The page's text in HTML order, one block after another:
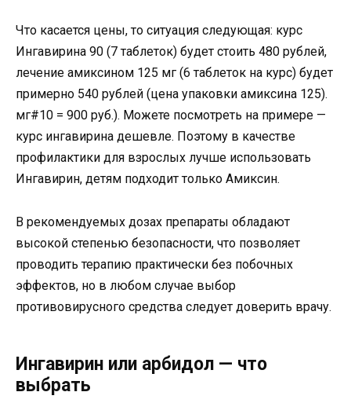
Что касается цены, то ситуация следующая: курс
Ингавирина 90 (7 таблеток) будет стоить 480 рублей,
лечение амиксином 125 мг (6 таблеток на курс) будет
примерно 540 рублей (цена упаковки амиксина 125).
мг#10 = 900 руб.). Можете посмотреть на примере —
курс ингавирина дешевле. Поэтому в качестве
профилактики для взрослых лучше использовать
Ингавирин, детям подходит только Амиксин.
В рекомендуемых дозах препараты обладают
высокой степенью безопасности, что позволяет
проводить терапию практически без побочных
эффектов, но в любом случае выбор
противовирусного средства следует доверить врачу.
Ингавирин или арбидол — что
выбрать